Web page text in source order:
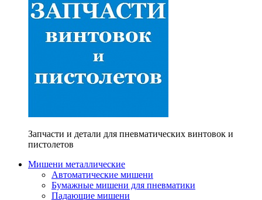
Запчасти и детали для пневматических винтовок и
пистолетов
Мишени металлические
Автоматические мишени
Бумажные мишени для пневматики
Падающие мишени